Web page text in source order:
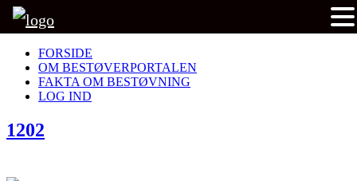
FORSIDE
OM BESTØVERPORTALEN
FAKTA OM BESTØVNING
LOG IND
1202